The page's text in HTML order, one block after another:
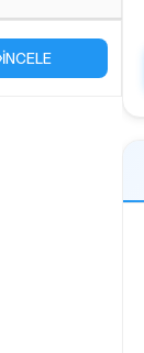
İNCELE